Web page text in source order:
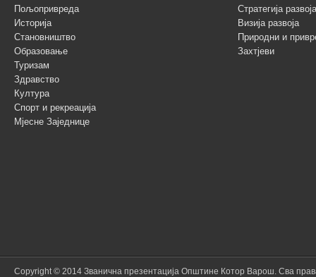
Пољопривреда
Историја
Становништво
Образовање
Туризам
Здравство
Култура
Спорт и рекреација
Мјесне Заједнице
Стратегија
Визија развоја
Природни и
Захтјеви
Copyright © 2014 Званична презентација Општине Котор Варош. Сва